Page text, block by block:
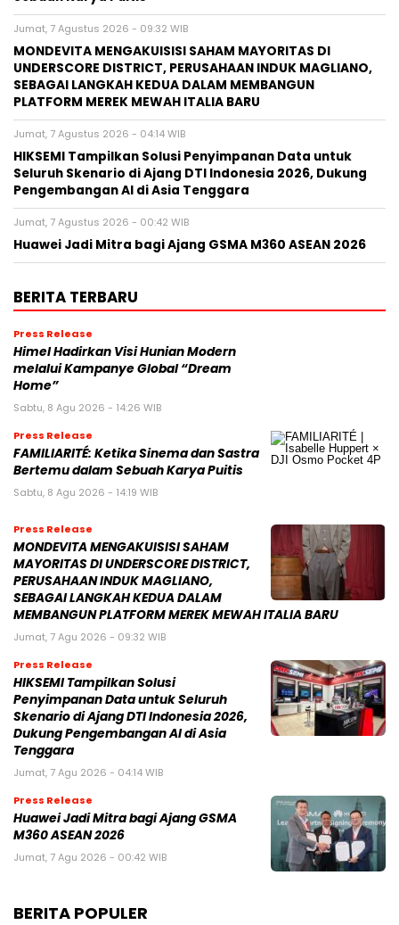
Jumat, 7 Agustus 2026 - 09:32 WIB
MONDEVITA MENGAKUISISI SAHAM MAYORITAS DI
UNDERSCORE DISTRICT, PERUSAHAAN INDUK MAGLIANO,
SEBAGAI LANGKAH KEDUA DALAM MEMBANGUN
PLATFORM MEREK MEWAH ITALIA BARU
Jumat, 7 Agustus 2026 - 04:14 WIB
HIKSEMI Tampilkan Solusi Penyimpanan Data untuk
Seluruh Skenario di Ajang DTI Indonesia 2026, Dukung
Pengembangan AI di Asia Tenggara
Jumat, 7 Agustus 2026 - 00:42 WIB
Huawei Jadi Mitra bagi Ajang GSMA M360 ASEAN 2026
BERITA TERBARU
Press Release
Himel Hadirkan Visi Hunian Modern
melalui Kampanye Global “Dream
Home”
Sabtu, 8 Agu 2026 - 14:26 WIB
Press Release
FAMILIARITÉ: Ketika Sinema dan Sastra
Bertemu dalam Sebuah Karya Puitis
Sabtu, 8 Agu 2026 - 14:19 WIB
Press Release
MONDEVITA MENGAKUISISI SAHAM
MAYORITAS DI UNDERSCORE DISTRICT,
PERUSAHAAN INDUK MAGLIANO,
SEBAGAI LANGKAH KEDUA DALAM
MEMBANGUN PLATFORM MEREK MEWAH ITALIA BARU
Jumat, 7 Agu 2026 - 09:32 WIB
Press Release
HIKSEMI Tampilkan Solusi
Penyimpanan Data untuk Seluruh
Skenario di Ajang DTI Indonesia 2026,
Dukung Pengembangan AI di Asia
Tenggara
Jumat, 7 Agu 2026 - 04:14 WIB
Press Release
Huawei Jadi Mitra bagi Ajang GSMA
M360 ASEAN 2026
Jumat, 7 Agu 2026 - 00:42 WIB
BERITA POPULER